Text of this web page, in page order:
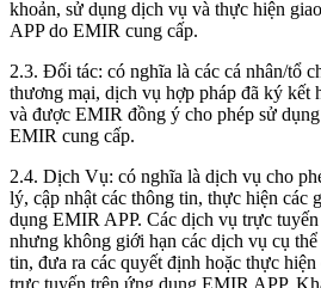
khoản, sử dụng dịch vụ và thực hiện
APP do EMIR cung cấp.
2.3. Đối tác: có nghĩa là các cá nhân/tổ
thương mại, dịch vụ hợp pháp đã ký kết
và được EMIR đồng ý cho phép sử
EMIR cung cấp.
2.4. Dịch Vụ: có nghĩa là dịch vụ cho
lý, cập nhật các thông tin, thực hiện các
dụng EMIR APP. Các dịch vụ trực
nhưng không giới hạn các dịch vụ cụ
tin, đưa ra các quyết định hoặc thực